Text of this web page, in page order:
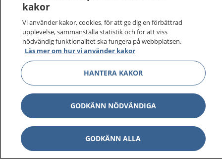
sjukvårdsrådgivning dygnet runt.
1177 ger dig råd när du vill må bättre.
1177 på flera språk Visa
Om 1177 Visa
Kontakt Visa
kakor
Vi använder kakor, cookies, för att ge dig en förbättrad
upplevelse, sammanställa statistik och för att viss
nödvändig funktionalitet ska fungera på webbplatsen.
Läs mer om hur vi använder kakor
HANTERA KAKOR
GODKÄNN NÖDVÄNDIGA
GODKÄNN ALLA